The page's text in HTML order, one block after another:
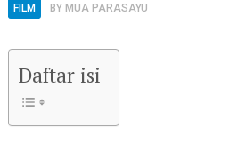
FILM BY MUA PARASAYU
Daftar isi